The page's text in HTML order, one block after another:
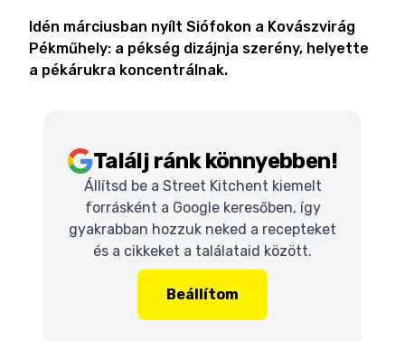
Idén márciusban nyílt Siófokon a Kovászvirág
Pékműhely: a pékség dizájnja szerény, helyette
a pékárukra koncentrálnak.
Találj ránk könnyebben!
Állítsd be a Street Kitchent kiemelt
forrásként a Google keresőben, így
gyakrabban hozzuk neked a recepteket
és a cikkeket a találataid között.
Beállítom